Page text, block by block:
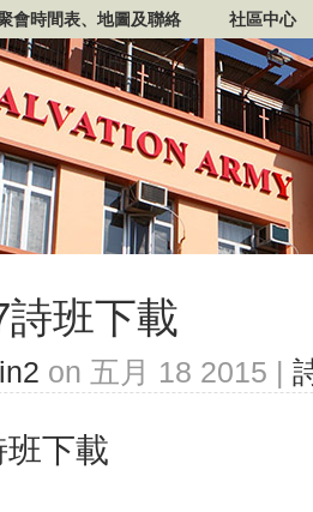
會時間表、地圖及聯絡 社區中心
班下載
on 五月 18 2015 |
下載